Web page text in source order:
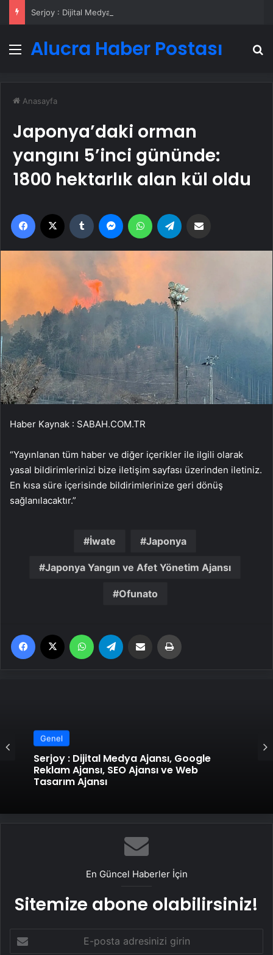
MenüAlucra Haber Postası
Anasayfa
Japonya’daki orman
yangını 5’inci gününde:
1800 hektarlık alan kül oldu
Facebook Tumblr MessengerWhatsApp
Haber Kaynak : SABAH.COM.TR
“Yayınlanan tüm haber ve diğer içerikler ile ilgili olarak
yasal bildirimlerinizi bize iletişim sayfası üzerinden iletiniz.
En kısa süre içerisinde bildirimlerinize geri dönüş
sağlanılacaktır.”
İwate Japonya
Japonya Yangın ve Afet Yönetim Ajansı
Ofunato
Facebook WhatsApp Email'den paylaş
Genel
Serjoy : Dijital Medya Ajansı, Google
Reklam Ajansı, SEO Ajansı ve Web
Tasarım Ajansı
En Güncel Haberler İçin
Sitemize abone olabilirsiniz!
posta